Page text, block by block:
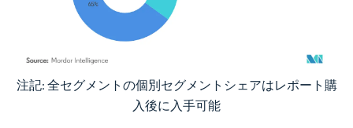
画像 © Mordor Intelligence。再利用にはCC BY 4.0の表示が必要です。
注記: 全セグメントの個別セグメントシェアはレポート購
入後に入手可能